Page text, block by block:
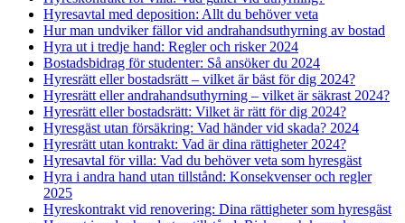
Hyresavtal med deposition: Allt du behöver veta
Hur man undviker fällor vid andrahandsuthyrning av bostad
Hyra ut i tredje hand: Regler och risker 2024
Bostadsbidrag för studenter: Så ansöker du 2024
Hyresrätt eller bostadsrätt – vilket är bäst för dig 2024?
Hyresrätt eller andrahandsuthyrning – vilket är säkrast 2024?
Hyresrätt eller bostadsrätt: Vilket är rätt för dig 2024?
Hyresgäst utan försäkring: Vad händer vid skada? 2024
Hyresrätt utan kontrakt: Vad är dina rättigheter 2024?
Hyresavtal för villa: Vad du behöver veta som hyresgäst
Hyra i andra hand utan tillstånd: Konsekvenser och regler
2025
Hyreskontrakt vid renovering: Dina rättigheter som hyresgäst